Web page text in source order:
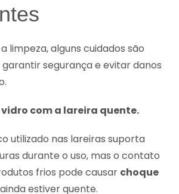
limpeza, alguns cuidados são
segurança e evitar danos
com a lareira quente.
utilizado nas lareiras suporta
durante o uso, mas o contato
frios pode causar choque
estiver quente.